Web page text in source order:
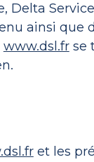
Delta
ainsi que
www.dsl.frse
et les